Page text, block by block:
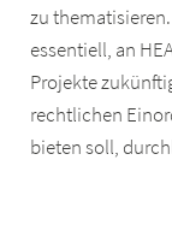
zu
essentiell, an
Projekte
rechtlichen
bieten soll,